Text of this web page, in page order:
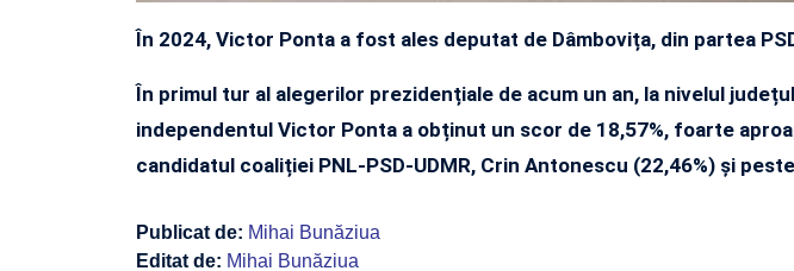
În 2024, Victor Ponta a fost ales deputat de Dâmbovița, din partea
În primul tur al alegerilor prezidențiale de acum un an, la nivelul
independentul Victor Ponta a obținut un scor de 18,57%, foarte
candidatul coaliției PNL-PSD-UDMR, Crin Antonescu (22,46%) și
Publicat de: Mihai Bunăziua
Editat de: Mihai Bunăziua